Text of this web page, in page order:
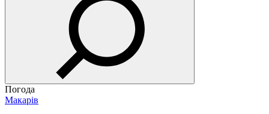
Погода
Макарів